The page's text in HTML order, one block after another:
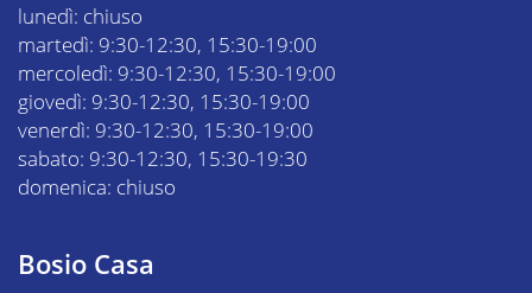
lunedì: chiuso
martedì: 9:30-12:30, 15:30-19:00
mercoledì: 9:30-12:30, 15:30-19:00
giovedì: 9:30-12:30, 15:30-19:00
venerdì: 9:30-12:30, 15:30-19:00
sabato: 9:30-12:30, 15:30-19:30
domenica: chiuso
Bosio Casa